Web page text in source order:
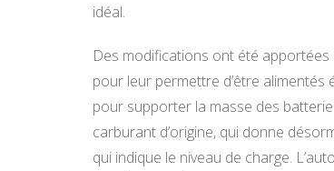
idéal.
Des modifications ont été
pour leur permettre d’être
pour supporter la masse des
carburant d’origine, qui donne
qui indique le niveau de charge.